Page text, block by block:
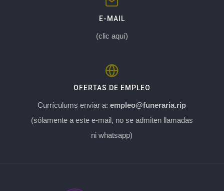
E-MAIL
(clic aquí)
OFERTAS DE EMPLEO
Currículums enviar a:empleo@funeraria.rip
(sólamente a este e-mail, no se admiten llamadas
ni whatsapp)